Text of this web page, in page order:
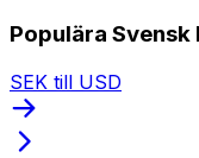
Populära Svensk
SEK till USD